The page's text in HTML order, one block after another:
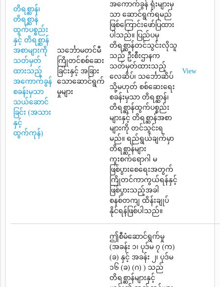
တိရစ္ဆာန်၊
တိရစ္ဆာန်
ထွက်ပစ္စည်း
နှင့် တိရစ္ဆာန်
အစာများကို
သတ်မှတ်
ထားသည့်
အကောက်ခွန်
စခန်းမှသာ
သယ်ဆောင်
ခြင်း (အသား
နှင့်
ထွက်ကုန်)
သင်္ဘောမတင်မီ
ကြိုတင်စစ်ဆေး
ခြင်းနှင့် အခြား
သောဆောင်ရွက်
မှုများ
အကောက်ခွန် ရုံးများမှ
သာ ဆောင်ရွက်ရမည်
ဖြစ်ကြောင်းဖော်ပြထား
ပါသည်။ ပြည်ပမှ
တိရစ္ဆာန်တင်သွင်းလိုသူ
သည် ဦးစီးဌာနက
သတ်မှတ်ထားသည့်
လေဆိပ်၊ သင်္ဘောဆိပ်
သို့မဟုတ် စစ်ဆေးရေး
စခန်းမှသာ တိရစ္ဆာန်၊
တိရစ္ဆာန်ထွက်ပစ္စည်း
များနှင့် တိရစ္ဆာန်အစာ
များကို တင်သွင်းရ
မည်။ ရည်ရွယ်ချက်မှာ
တိရစ္ဆာန်များ
ကူးစက်ရောဂါ မ
ဖြစ်ပွားစေရေးအတွက်
ကြိုတင်ကာကွယ်ရန်နှင့်
ဖြစ်ပွားသည့်အခါ
စနစ်တကျ ထိန်းချုပ်
နိုင်ရန်ဖြစ်ပါသည်။
View
ဤစီမံဆောင်ရွက်မှု
(အခန်း ၁၊ ပုဒ်မ ၇ (က)
(ခ) နှင့် အခန်း ၂၊ ပုဒ်မ
၁၆ (ခ) (ဂ) ) သည်
တိရစ္ဆာန်များနှင့်